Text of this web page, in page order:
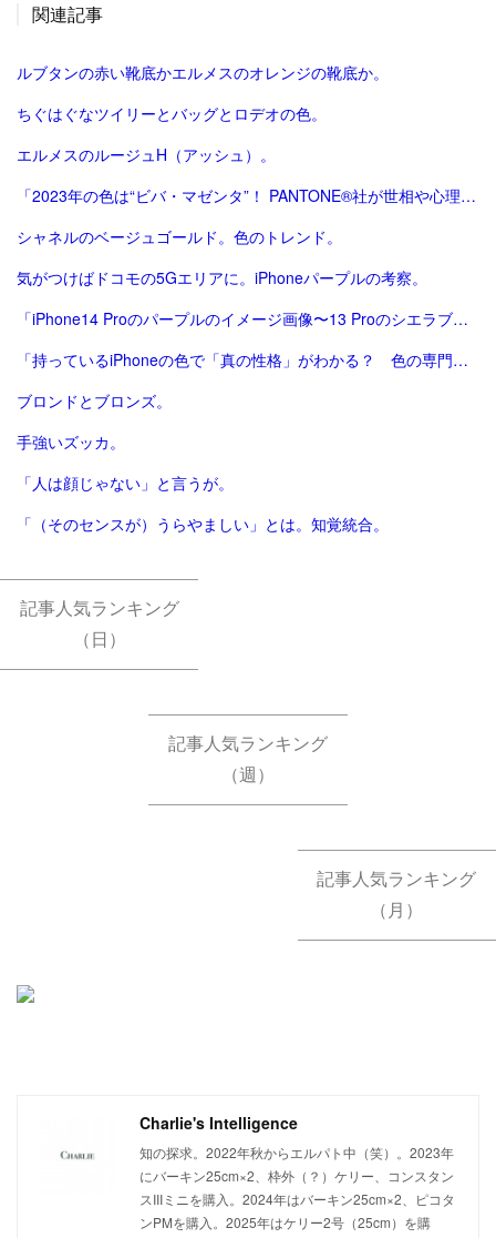
関連記事
ルブタンの赤い靴底かエルメスのオレンジの靴底か。
ちぐはぐなツイリーとバッグとロデオの色。
エルメスのルージュH（アッシュ）。
「2023年の色は“ビバ・マゼンタ”！ PANTONE®社が世相や心理を反映したカラー・オブ・ザ・イヤーを発表 | Vogue Japan」
シャネルのベージュゴールド。色のトレンド。
気がつけばドコモの5Gエリアに。iPhoneパープルの考察。
「iPhone14 Proのパープルのイメージ画像〜13 Proのシエラブルーと比較 - iPhone Mania」
「持っているiPhoneの色で「真の性格」がわかる？ 色の専門家の分析内容が話題に｜Real Sound｜リアルサウンド テック」
ブロンドとブロンズ。
手強いズッカ。
「人は顔じゃない」と言うが。
「（そのセンスが）うらやましい」とは。知覚統合。
記事人気ランキング
（日）
記事人気ランキング
（週）
記事人気ランキング
（月）
Charlie's Intelligence
知の探求。2022年秋からエルパト中（笑）。2023年
にバーキン25cm×2、枠外（？）ケリー、コンスタン
スIIIミニを購入。2024年はバーキン25cm×2、ピコタ
ンPMを購入。2025年はケリー2号（25cm）を購